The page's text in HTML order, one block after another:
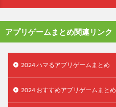
アプリゲームまとめ関連リンク
2024 ハマるアプリゲームまとめ
2024 おすすめアプリゲームまとめ